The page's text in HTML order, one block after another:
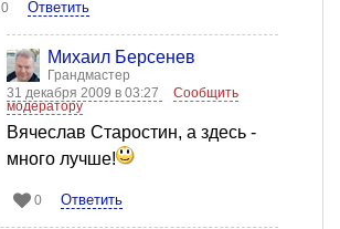
0 Ответить
Михаил Берсенев
Грандмастер
31 декабря 2009 в 03:27
Сообщить
модератору
Вячеслав Старостин, а здесь -
много лучше!
0 Ответить